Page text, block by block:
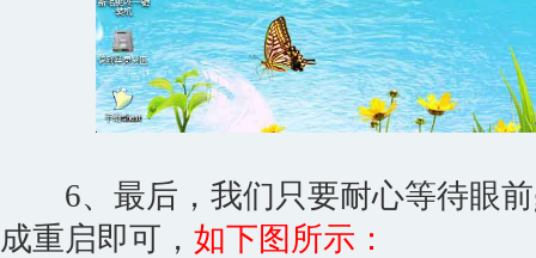
6、最后，我们只要耐心等待眼前
成重启即可， 如下图所示：